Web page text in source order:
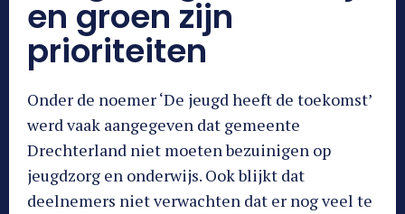
en groen zijn
prioriteiten
Onder de noemer ‘De jeugd heeft de toekomst’
werd vaak aangegeven dat gemeente
Drechterland niet moeten bezuinigen op
jeugdzorg en onderwijs. Ook blijkt dat
deelnemers niet verwachten dat er nog veel te